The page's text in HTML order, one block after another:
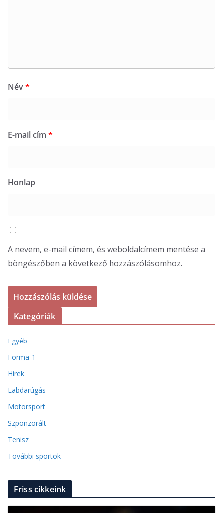
Név*
E-mail cím *
Honlap
A nevem, e-mail címem, és weboldalcímem mentése a
böngészőben a következő hozzászólásomhoz.
Kategóriák
Egyéb
Forma-1
Hírek
Labdarúgás
Motorsport
Szponzorált
Tenisz
További sportok
Friss cikkeink